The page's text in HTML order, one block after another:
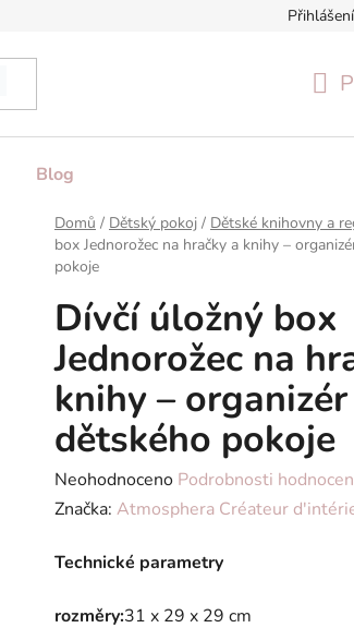
Formulář pro odstoupení
Přihlášení
Blog
Domů / Dětský pokoj / Dětské knihovny a
box Jednorožec na hračky a knihy –
pokoje
Dívčí úložný box
Jednorožec na
knihy –
dětského pokoje
Průměrné
hodnocení
je
z
Neohodnoceno Podrobnosti
Značka: Atmosphera Créateur
Technické parametry
rozměry:31 x 29 x 29 cm